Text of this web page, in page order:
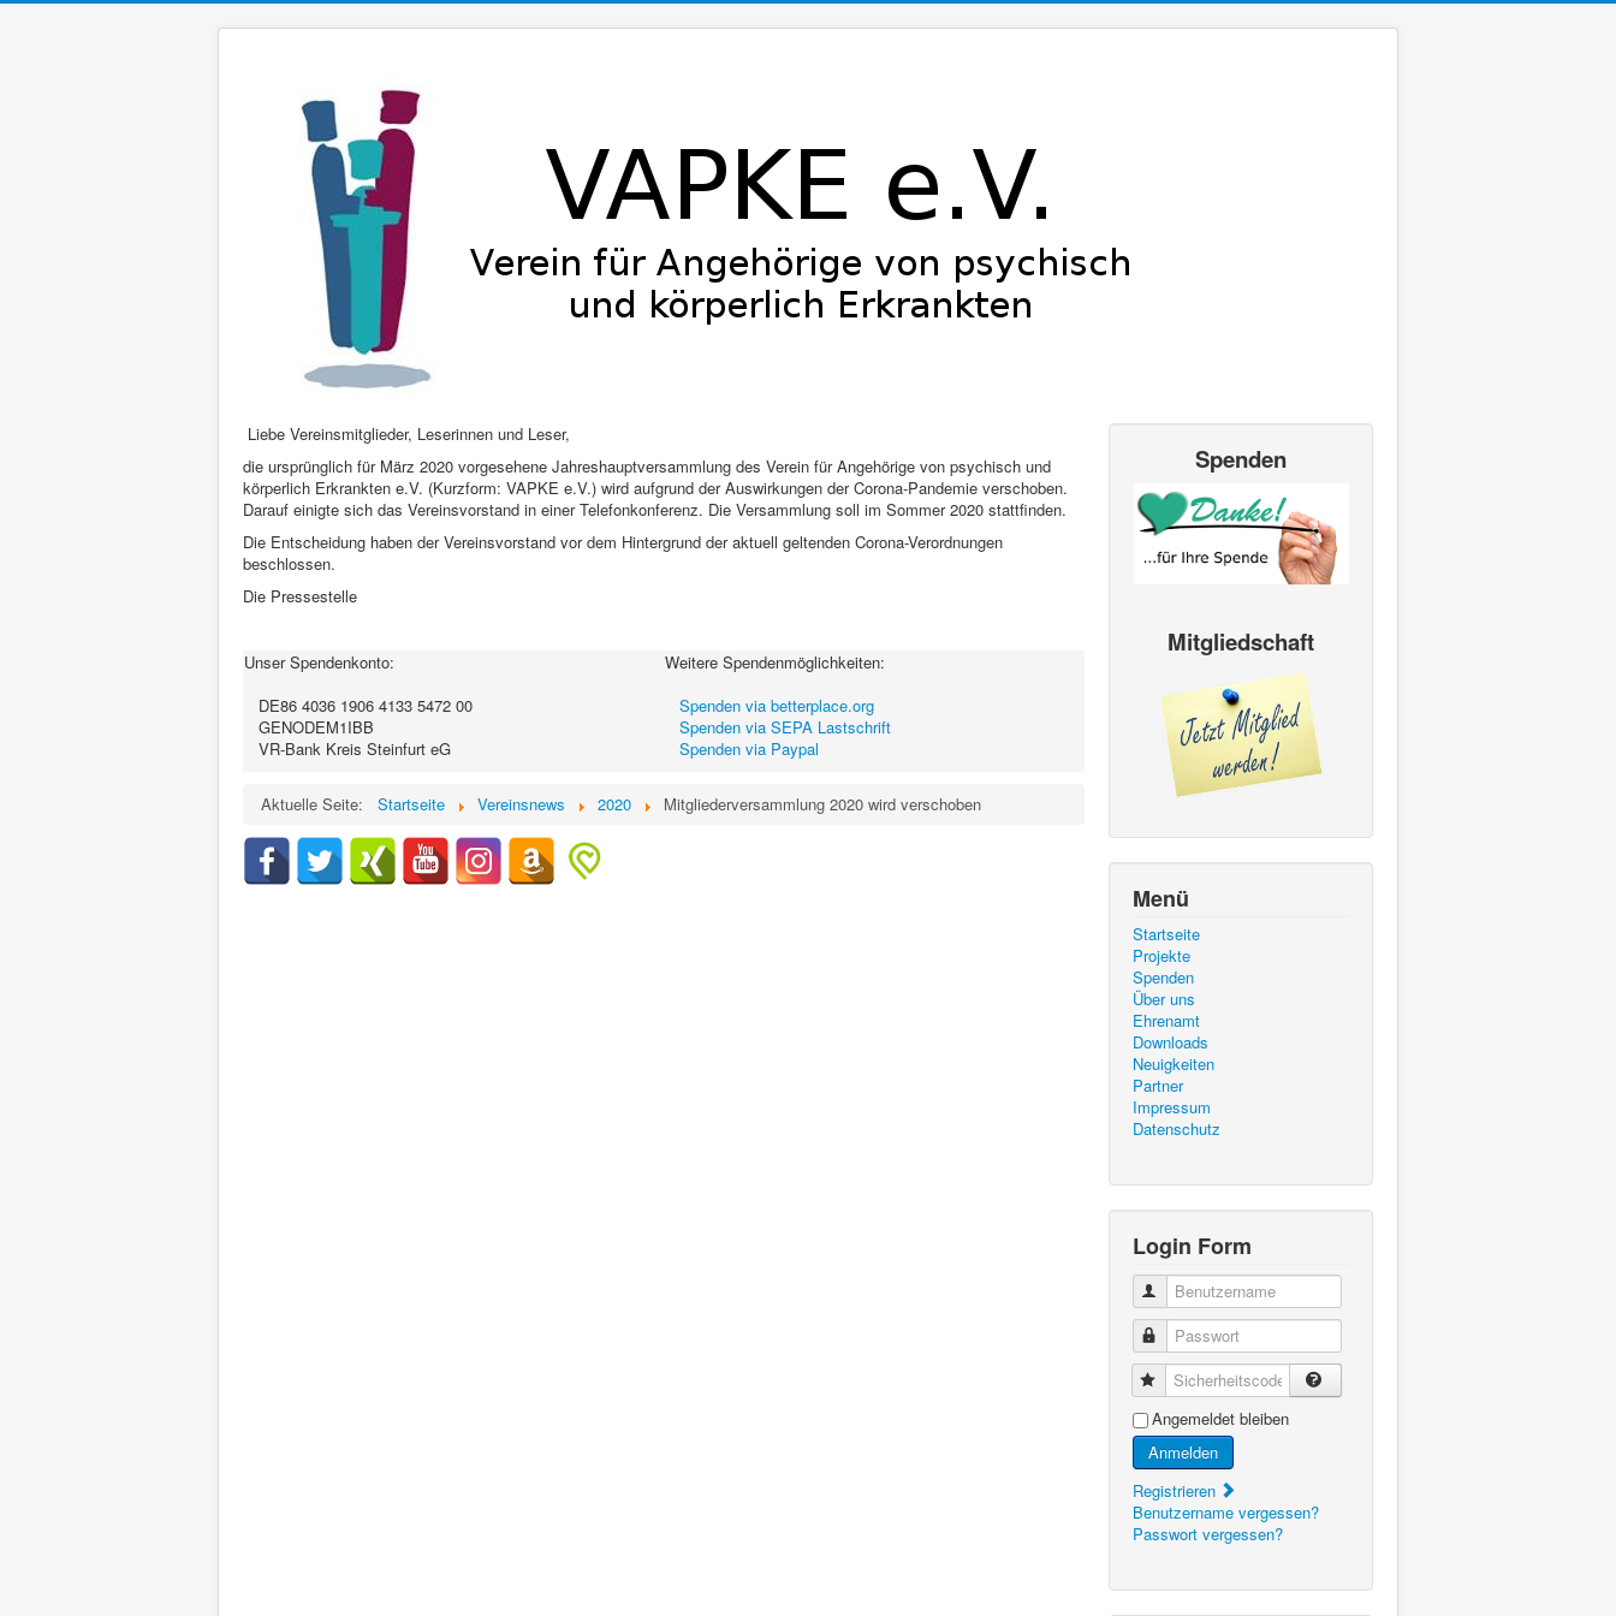
Liebe Vereinsmitglieder, Leserinnen und Leser,
die ursprünglich für März 2020 vorgesehene Jahreshauptversammlung des Verein für Angehörige von psychisch und
körperlich Erkrankten e.V. (Kurzform: VAPKE e.V.) wird aufgrund der Auswirkungen der Corona-Pandemie verschoben.
Darauf einigte sich das Vereinsvorstand in einer Telefonkonferenz. Die Versammlung soll im Sommer 2020 stattfinden.
Die Entscheidung haben der Vereinsvorstand vor dem Hintergrund der aktuell geltenden Corona-Verordnungen
beschlossen.
Die Pressestelle
Unser Spendenkonto:
DE86 4036 1906 4133 5472 00
GENODEM1IBB
VR-Bank Kreis Steinfurt eG
Weitere Spendenmöglichkeiten:
Spenden via betterplace.org
Spenden via SEPA Lastschrift
Spenden via Paypal
Aktuelle Seite: Startseite Vereinsnews 2020 Mitgliederversammlung 2020 wird verschoben
Spenden
Mitgliedschaft
Menü
Startseite
Projekte
Spenden
Über uns
Ehrenamt
Downloads
Neuigkeiten
Partner
Impressum
Datenschutz
Login Form
Benutzername
Passwort
Sicherheitscode
Angemeldet bleiben
Anmelden
Registrieren
Benutzername vergessen?
Passwort vergessen?